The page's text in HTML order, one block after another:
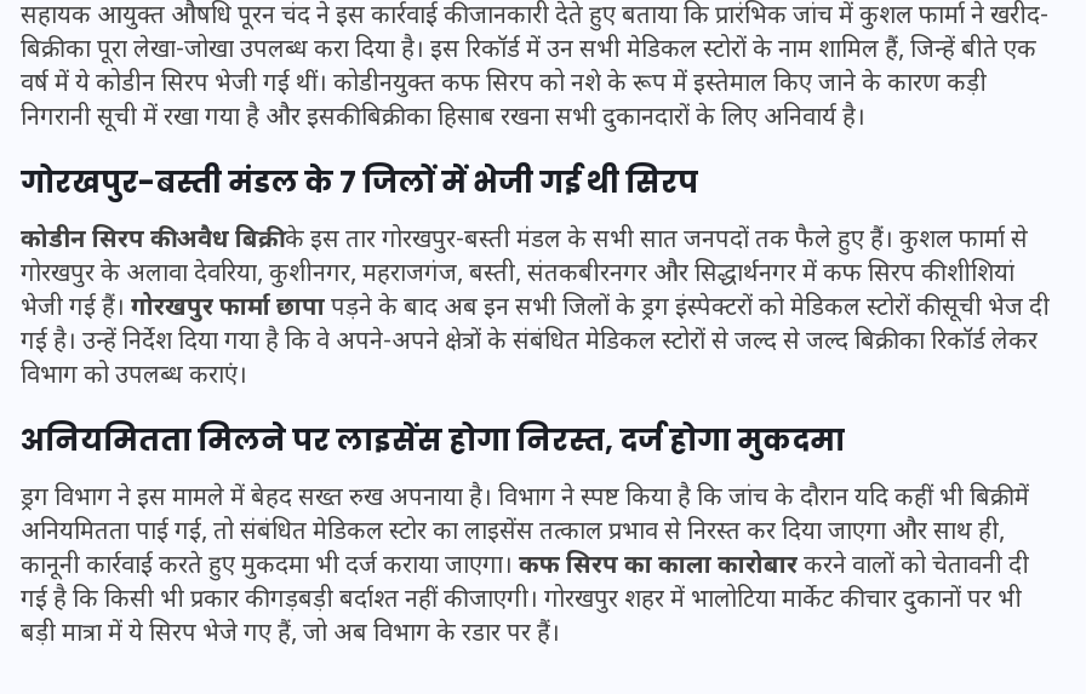
सहायक आयुक्त औषधि पूरन चंद ने इस कार्रवाई की जानकारी देते हुए बताया कि प्रारंभिक जांच में कुशल फार्मा ने खरीद-
बिक्री का पूरा लेखा-जोखा उपलब्ध करा दिया है। इस रिकॉर्ड में उन सभी मेडिकल स्टोरों के नाम शामिल हैं, जिन्हें बीते एक
वर्ष में ये कोडीन सिरप भेजी गई थीं। कोडीनयुक्त कफ सिरप को नशे के रूप में इस्तेमाल किए जाने के कारण कड़ी
निगरानी सूची में रखा गया है और इसकी बिक्री का हिसाब रखना सभी दुकानदारों के लिए अनिवार्य है।
गोरखपुर-बस्ती मंडल के 7 जिलों में भेजी गई थी सिरप
कोडीन सिरप की अवैध बिक्रीके इस तार गोरखपुर-बस्ती मंडल के सभी सात जनपदों तक फैले हुए हैं। कुशल फार्मा से
गोरखपुर के अलावा देवरिया, कुशीनगर, महराजगंज, बस्ती, संतकबीरनगर और सिद्धार्थनगर में कफ सिरप की शीशियां
भेजी गई हैं। गोरखपुर फार्मा छापापड़ने के बाद अब इन सभी जिलों के ड्रग इंस्पेक्टरों को मेडिकल स्टोरों की सूची भेज दी
गई है। उन्हें निर्देश दिया गया है कि वे अपने-अपने क्षेत्रों के संबंधित मेडिकल स्टोरों से जल्द से जल्द बिक्री का रिकॉर्ड लेकर
विभाग को उपलब्ध कराएं।
अनियमितता मिलने पर लाइसेंस होगा निरस्त, दर्ज होगा मुकदमा
ड्रग विभाग ने इस मामले में बेहद सख्त रुख अपनाया है। विभाग ने स्पष्ट किया है कि जांच के दौरान यदि कहीं भी बिक्री में
अनियमितता पाई गई, तो संबंधित मेडिकल स्टोर का लाइसेंस तत्काल प्रभाव से निरस्त कर दिया जाएगा और साथ ही,
कानूनी कार्रवाई करते हुए मुकदमा भी दर्ज कराया जाएगा। कफ सिरप का काला कारोबारकरने वालों को चेतावनी दी
गई है कि किसी भी प्रकार की गड़बड़ी बर्दाश्त नहीं की जाएगी। गोरखपुर शहर में भालोटिया मार्केट की चार दुकानों पर भी
बड़ी मात्रा में ये सिरप भेजे गए हैं, जो अब विभाग के रडार पर हैं।
भारत में स्टारलिंक की लैंडिंग में
अड़चन: डेटा सिक्योरिटी और
स्पेक्ट्रम की कीमत पर फंसा पेंच,
आया बड़ा अपडेट
30 दिसम्बर 2025
भारत में स्टारलिंक की लैंडिंग में
अड़चन: डेटा सिक्योरिटी और
स्पेक्ट्रम की कीमत पर फंसा पेंच,
आया बड़ा अपडेट
30 दिसम्बर 2025
UPSSSC Lekhpal Recruitment